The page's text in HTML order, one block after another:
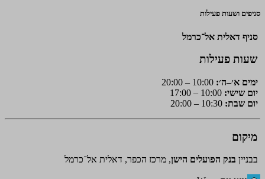
סניפים ושעות פעילות
סניף דאלית אל־כרמל
שעות פעילות
ימים א׳–ה׳:
יום שישי:
יום שבת:
מיקום
בבניין בנק הפועלים הישן, מרכז הכפר, דאלית אל־כרמל